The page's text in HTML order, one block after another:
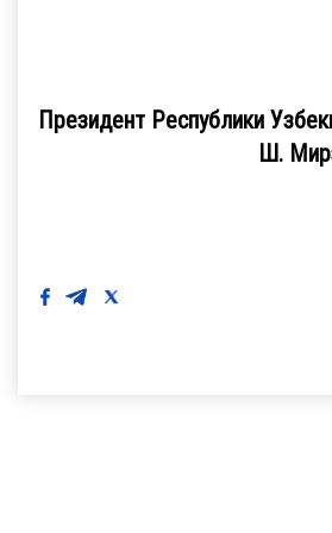
Президент
Ш.